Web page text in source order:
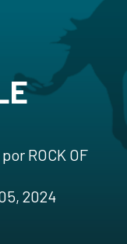
ROCK OF
2024